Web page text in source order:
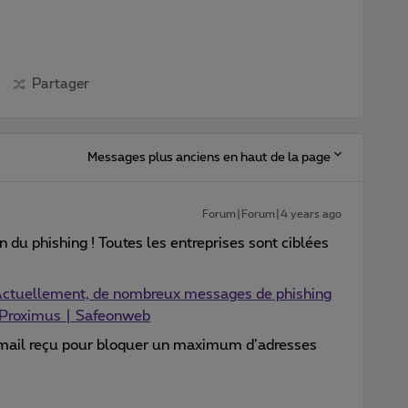
Partager
Messages plus anciens en haut de la page
Forum|Forum|4 years ago
du phishing ! Toutes les entreprises sont ciblées
de nombreux messages de phishing
| Safeonweb
reçu pour bloquer un maximum d’adresses